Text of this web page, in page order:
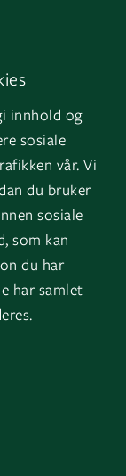
innhold og
sosiale
vår. Vi
du bruker
sosiale
som kan
du har
har samlet